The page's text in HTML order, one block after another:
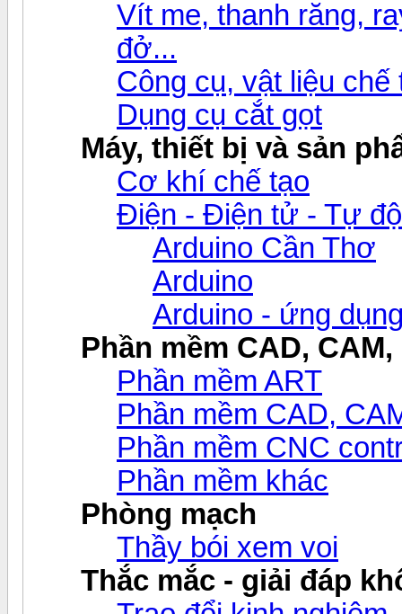
Vít me, thanh răng,
đở...
Công cụ, vật liệu chế
Dụng cụ cắt gọt
Máy, thiết bị và sản
Cơ khí chế tạo
Điện - Điện tử - Tự
Arduino Cần Thơ
Arduino
Arduino - ứng
Phần mềm CAD, CAM,
Phần mềm ART
Phần mềm CAD,
Phần mềm CNC
Phần mềm khác
Phòng mạch
Thầy bói xem voi
Thắc mắc - giải đáp